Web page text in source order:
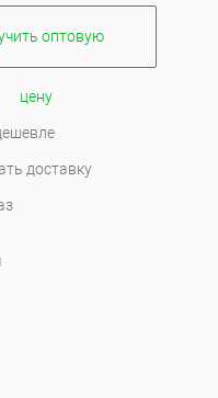
оптовую
цену
доставку